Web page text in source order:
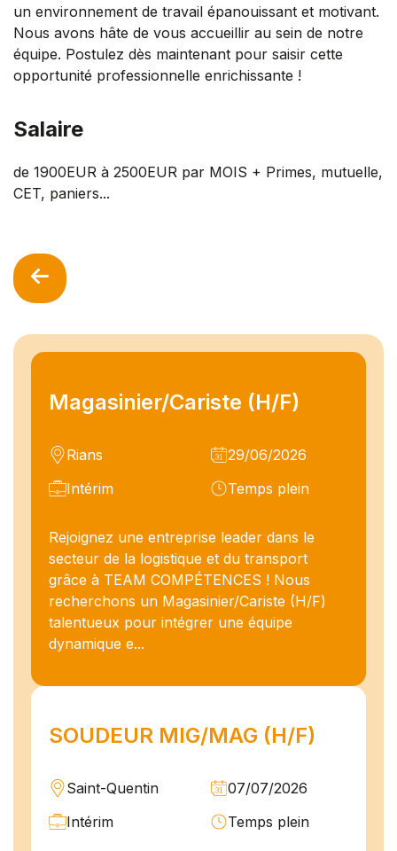
Magasinier/Cariste (H/F)
Rians
29/06/2026
Intérim
Temps plein
Rejoignez une entreprise leader dans le
secteur de la logistique et du transport
grâce à TEAM COMPÉTENCES ! Nous
recherchons un Magasinier/Cariste (H/F)
talentueux pour intégrer une équipe
dynamique e...
SOUDEUR MIG/MAG (H/F)
Saint-Quentin
07/07/2026
Intérim
Temps plein
un environnement de travail épanouissant et motivant.
Nous avons hâte de vous accueillir au sein de notre
équipe. Postulez dès maintenant pour saisir cette
opportunité professionnelle enrichissante !
Salaire
de 1900EUR à 2500EUR par MOIS + Primes, mutuelle,
CET, paniers...